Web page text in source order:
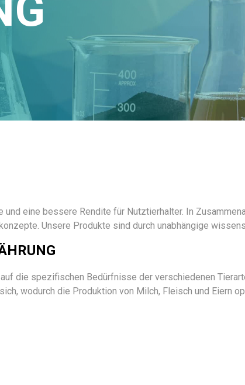
eine bessere Rendite für Nutztierhalter. In
Unsere Produkte sind durch unabhängige
die spezifischen Bedürfnisse der verschiedenen
wodurch die Produktion von Milch, Fleisch und Eiern